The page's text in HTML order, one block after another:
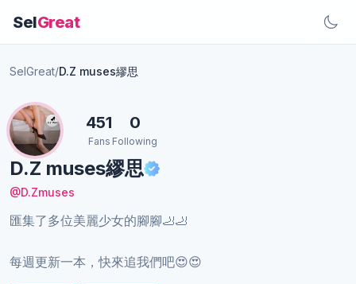
SelGreat
SelGreat/D.Z muses繆思
D.Z muses繆思
@D.Zmuses
匯集了多位美麗少女的腳腳🦶🦶
每週更新一本，快來追我們吧😍😍
451
Fans
0
Following